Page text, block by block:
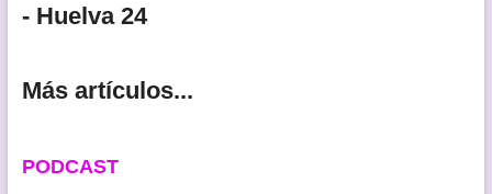
- Huelva 24
Más artículos...
PODCAST